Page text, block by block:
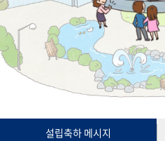
50+1 주년 기념
성과 50선 숫자로 보는 50년
세계와 함께 한 KIHASA
VR 역사관
설립축하 메시지